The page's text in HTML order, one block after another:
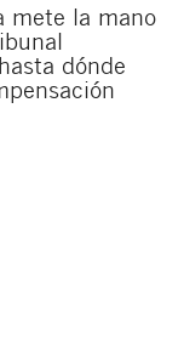
mete la mano
dónde